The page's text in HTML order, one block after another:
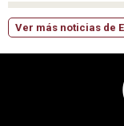
Ver más noticias de